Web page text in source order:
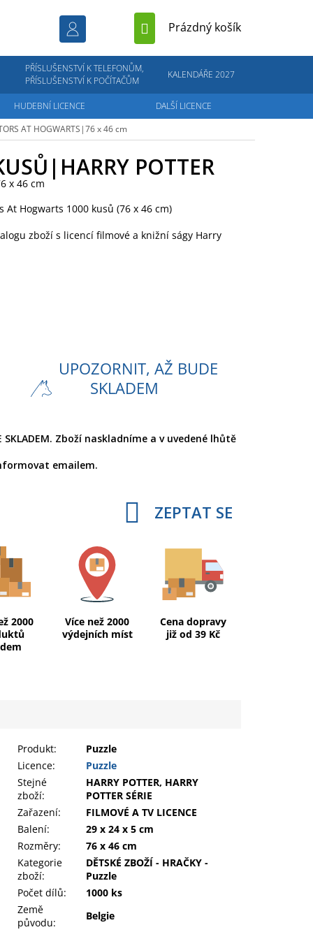
NÁKUPNÍ
Prázdný košík
PŘÍSLUŠENSTVÍ K TELEFONŮM,
PŘÍSLUŠENSTVÍ K POČÍTAČŮM
KALENDÁŘE 2027
HUDEBNÍ LICENCE
DALŠÍ LICENCE
AT HOGWARTS|76 x 46 cm
POTTER
x 46 cm
Hogwarts 1000 kusů (76 x 46 cm)
zboží s licencí filmové a knižní ságy Harry
UPOZORNIT, AŽ BUDE
SKLADEM
SKLADEM. Zboží naskladníme a v uvedené lhůtě
emailem.
ZEPTAT SE
2000
Více než 2000
výdejních míst
Cena dopravy
již od 39 Kč
Produkt:
Puzzle
Licence:
Puzzle
Stejné
zboží:
HARRY POTTER, HARRY
POTTER SÉRIE
Zařazení:
FILMOVÉ A TV LICENCE
Balení:
29 x 24 x 5 cm
Rozměry:
76 x 46 cm
Kategorie
zboží:
DĚTSKÉ ZBOŽÍ - HRAČKY -
Puzzle
Počet dílů:
1000 ks
Země
původu:
Belgie